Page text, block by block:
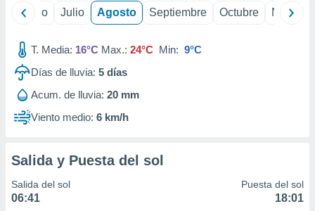
publicidad
de
1199
Junio Julio Agosto Septiembre Octubre
T. Media: 16°C Max.: 24°C Min: 9°C
Días de lluvia: 5 días
Acum. de lluvia: 20 mm
Viento medio: 6 km/h
Salida y Puesta del sol
Salida del sol
06:41
Puesta del sol
18:01